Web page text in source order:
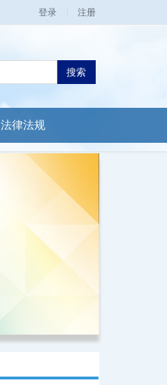
登录 注册
搜索
法律法规